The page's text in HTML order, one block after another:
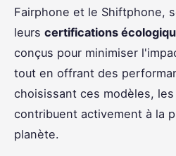
Fairphone et le Shiftphone,
leurs certifications
conçus pour minimiser
tout en offrant des
choisissant ces modèles,
contribuent activement à la
planète.